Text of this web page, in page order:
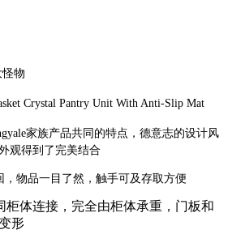
物
Crystal Pantry Unit With Anti-Slip Mat
家族产品共同的特点，德意志的设计风
观得到了完美结合
，物品一目了然，触手可及存取方便
柜体连接，完全由柜体承重，门板和
形